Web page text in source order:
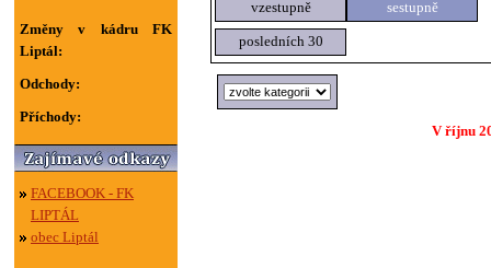
Změny v kádru FK
Liptál:
Odchody:
Příchody:
FACEBOOK - FK
LIPTÁL
obec Liptál
vzestupně sestupně
posledních 30
V říjnu